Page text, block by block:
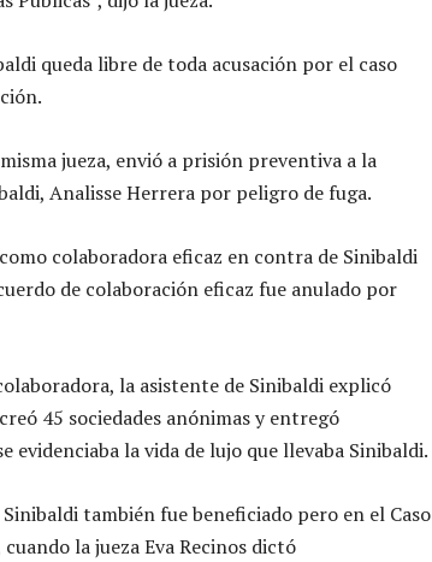
queda libre de toda acusación por el caso
jueza, envió a prisión preventiva a la
Analisse Herrera por peligro de fuga.
colaboradora eficaz en contra de Sinibaldi
de colaboración eficaz fue anulado por
la asistente de Sinibaldi explicó
45 sociedades anónimas y entregó
evidenciaba la vida de lujo que llevaba Sinibaldi.
también fue beneficiado pero en el Caso
la jueza Eva Recinos dictó